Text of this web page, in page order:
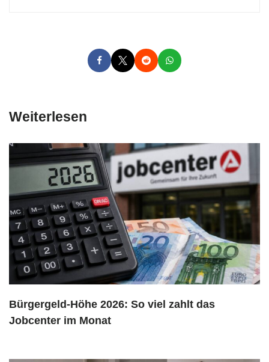
Weiterlesen
Bürgergeld-Höhe 2026: So viel zahlt das
Jobcenter im Monat